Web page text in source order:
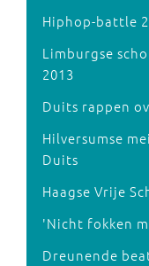
Hiphop-battle
Limburgse
2013
Duits rappen
Hilversumse
Duits
Haagse Vrije
'Nicht fokken
Dreunende